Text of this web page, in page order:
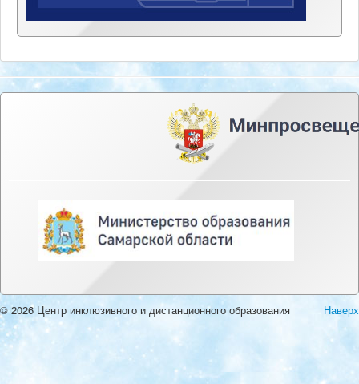
Наверх
© 2026 Центр инклюзивного и дистанционного образования